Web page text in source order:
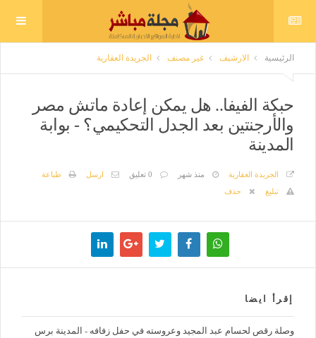
الرئيسية الارشيف غير مصنف الجريدة العقارية
حبكة الفيفا.. هل يمكن إعادة ماتش مصر
والأرجنتين بعد الجدل التحكيمي؟ - بوابة
المدينة
الجريدة العقارية منذ شهر 0 تعليق ارسل
طباعة
تبليغ
حذف
إقرأ ايضا
وصلة رقص لحسام عبد المجيد وعروسته في حفل زفافه - المدينة برس